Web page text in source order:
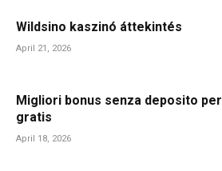
Wildsino kaszinó áttekintés
April 21, 2026
Migliori bonus senza deposito
gratis
April 18, 2026